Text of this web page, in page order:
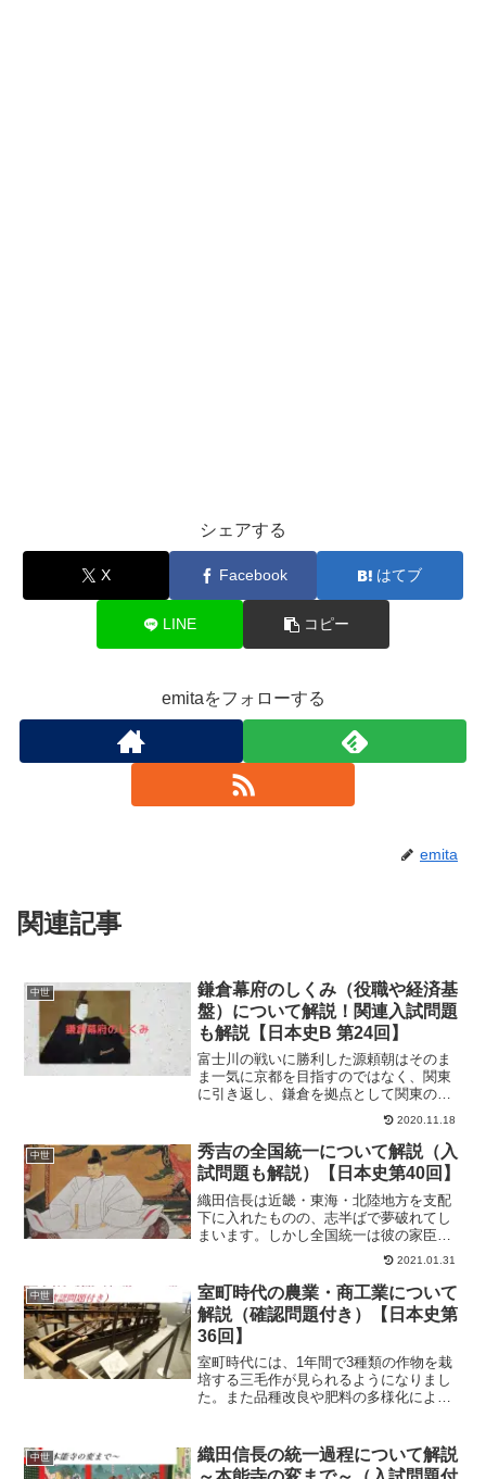
シェアする
X Facebook はてブ
LINE コピー
emitaをフォローする
emita
関連記事
中世
鎌倉幕府のしくみ（役職や経済基
盤）について解説！関連入試問題
も解説【日本史B 第24回】
富士川の戦いに勝利した源頼朝はそのま
ま一気に京都を目指すのではなく、関東
に引き返し、鎌倉を拠点として関東の支
配を固めました。頼朝は御家人たちと御
恩と奉公という土地を媒介とした主従関
係を結びます。頼朝は侍所や政所、問注
所などの鎌倉幕府の基本的...
2020.11.18
中世
秀吉の全国統一について解説（入
試問題も解説）【日本史第40回】
織田信長は近畿・東海・北陸地方を支配
下に入れたものの、志半ばで夢破れてし
まいます。しかし全国統一は彼の家臣で
ある豊臣（羽柴）秀吉に引き継がれるこ
とになりました。秀吉は山崎の戦いで明
智光秀を破ったことを皮切りに、賤ケ岳
の戦いで柴田勝家を倒すな...
2021.01.31
中世
室町時代の農業・商工業について
解説（確認問題付き）【日本史第
36回】
室町時代には、1年間で3種類の作物を栽
培する三毛作が見られるようになりまし
た。また品種改良や肥料の多様化によっ
様々な特産物が作られました。さらに貨
幣の面では悪銭が出回っ...
中世
織田信長の統一過程について解説